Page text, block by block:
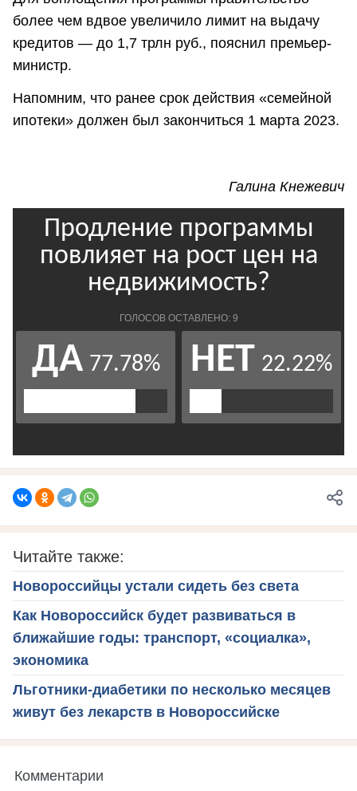
более чем вдвое увеличило лимит на выдачу
кредитов — до 1,7 трлн руб., пояснил премьер-
министр.
Напомним, что ранее срок действия «семейной
ипотеки» должен был закончиться 1 марта 2023.
Галина Кнежевич
Читайте также:
Новороссийцы устали сидеть без света
Как Новороссийск будет развиваться в
ближайшие годы: транспорт, «социалка»,
экономика
Льготники-диабетики по несколько месяцев
живут без лекарств в Новороссийске
Комментарии